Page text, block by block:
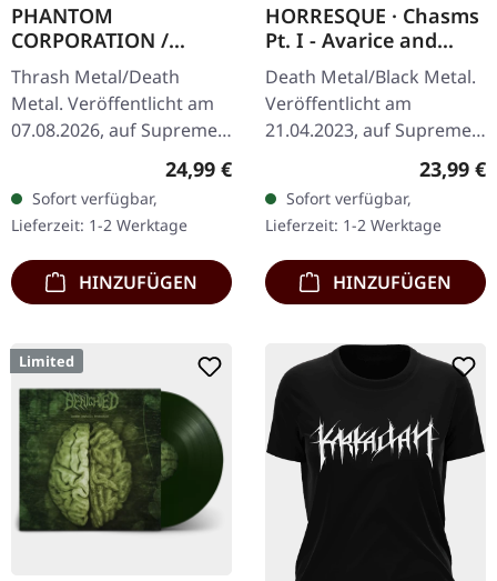
PHANTOM
CORPORATION /
CATBREATH ·
Commando / Die By
The Claw |
ORANGE/BLACK/RED
Thrash Metal/Death
Metal. Veröffentlicht am
07.08.2026, auf Supreme
Chaos Records. Oranges
Vinyl mit schwarzen und
roten Splattern im
schweren…
Regulärer Preis:
24,99 €
Sofort verfügbar,
Lieferzeit: 1-2 Werktage
HINZUFÜGEN
HORRESQUE · Chasms
Pt. I - Avarice and
Retribution |
YELLOW/BLACK LP
Death Metal/Black Metal.
Veröffentlicht am
21.04.2023, auf Supreme
Dunkelgelb/Schwarz
marmoriertes Vinyl im
schweren Cover…
23,99 €
Sofort verfügbar,
Lieferzeit: 1-2 Werktage
HINZUFÜGEN
Limited